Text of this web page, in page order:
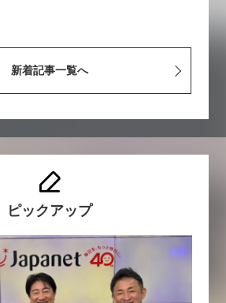
新着記事一覧へ
ピックアップ